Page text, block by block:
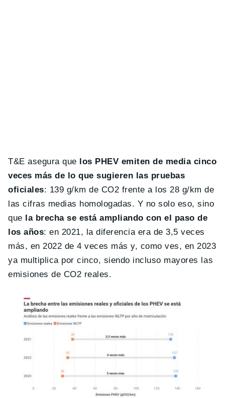
T&E asegura que
los PHEV emiten de media cinco
veces más de lo que sugieren las pruebas
oficiales: 139 g/km de CO2 frente a los 28 g/km de
las cifras medias homologadas. Y no solo eso, sino
que
la brecha se está ampliando con el paso de
los años: en 2021, la diferencia era de 3,5 veces
más, en 2022 de 4 veces más y, como ves, en 2023
ya multiplica por cinco, siendo incluso mayores las
emisiones de CO2 reales.